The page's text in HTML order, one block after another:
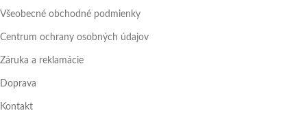
Všeobecné obchodné podmienky
Centrum ochrany osobných údajov
Záruka a reklamácie
Doprava
Kontakt